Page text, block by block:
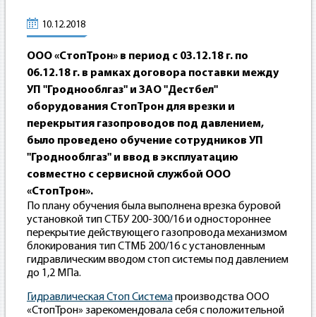
10.12.2018
ООО «СтопТрон» в период с 03.12.18 г. по
06.12.18 г. в рамках договора поставки между
УП "Гроднооблгаз" и ЗАО "Дестбел"
оборудования СтопТрон для врезки и
перекрытия газопроводов под давлением,
было проведено обучение сотрудников УП
"Гроднооблгаз" и ввод в эксплуатацию
совместно с сервисной службой ООО
«СтопТрон».
По плану обучения была выполнена врезка буровой
установкой тип СТБУ 200-300/16 и одностороннее
перекрытие действующего газопровода механизмом
блокирования тип СТМБ 200/16 с установленным
гидравлическим вводом стоп системы под давлением
до 1,2 МПа.
Гидравлическая Стоп Системапроизводства ООО
«СтопТрон» зарекомендовала себя с положительной